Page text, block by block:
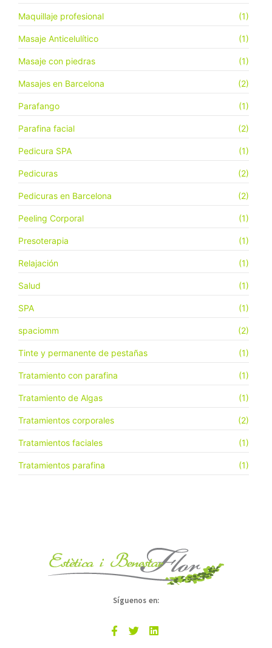
Maquillaje profesional (1)
Masaje Anticelulítico (1)
Masaje con piedras (1)
Masajes en Barcelona (2)
Parafango (1)
Parafina facial (2)
Pedicura SPA (1)
Pedicuras (2)
Pedicuras en Barcelona (2)
Peeling Corporal (1)
Presoterapia (1)
Relajación (1)
Salud (1)
SPA (1)
spaciomm (2)
Tinte y permanente de pestañas (1)
Tratamiento con parafina (1)
Tratamiento de Algas (1)
Tratamientos corporales (2)
Tratamientos faciales (1)
Tratamientos parafina (1)
Síguenos en: